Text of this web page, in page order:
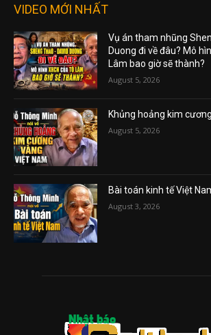
VIDEO MỚI NHẤT
Vụ án tham nhũng
Duong đi về đâu? Mô
Lâm bao giờ sẽ thành?
August 5, 2026
Khủng hoảng kim
August 5, 2026
Bài toán kinh tế Việt
August 3, 2026